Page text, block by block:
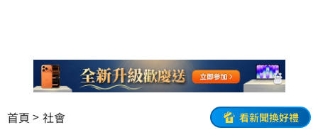
首頁 社會 看新聞換好禮